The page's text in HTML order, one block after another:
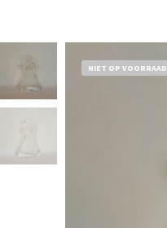
NIET OP VOORRAAD